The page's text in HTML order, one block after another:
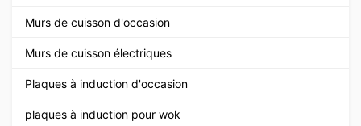
Murs de cuisson d'occasion
Murs de cuisson électriques
Plaques à induction d'occasion
plaques à induction pour wok